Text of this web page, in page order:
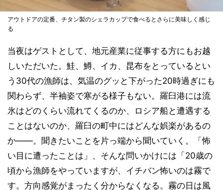
アウトドアの定番、チタン製のシェラカップで食べるとさらに美味しく感じ
る
当夜はゲストとして、地元産業に従事する方にもお越
しいただいた。鮭、鱒、イカ、昆布をとっているとい
う30代の漁師は、気温のグッと下がった20時過ぎにも
関わらず、半袖姿で寒がる様子もない。羅臼港には流
氷はどのくらい流れてくるのか、ロシア船と遭遇する
ことはないのか、羅臼の町中にはどんな娯楽があるの
か――。聞きたいことを片っ端から聞いていく。「怖
い目に遭ったことは」、そんな問いかけには「20歳の
頃から漁師をやっていますが、イチバン怖いのは霧で
す。方向感覚がまったく分からなくなる。霧の日は風